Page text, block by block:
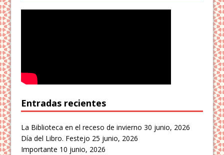
Entradas recientes
La Biblioteca en el receso de invierno 30 junio, 2026
Día del Libro. Festejo 25 junio, 2026
Importante 10 junio, 2026